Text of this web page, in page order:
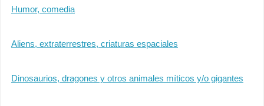
Humor, comedia
Aliens, extraterrestres, criaturas espaciales
Dinosaurios, dragones y otros animales míticos y/o gigantes